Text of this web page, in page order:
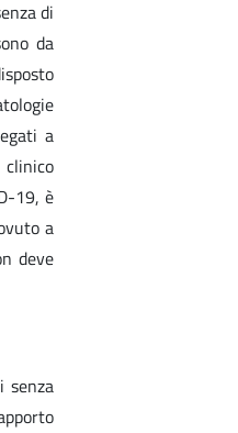
di
da
a
19, è
a
deve
senza